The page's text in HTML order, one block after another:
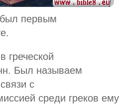
первым
греческой
Был называем
с
среди греков ему